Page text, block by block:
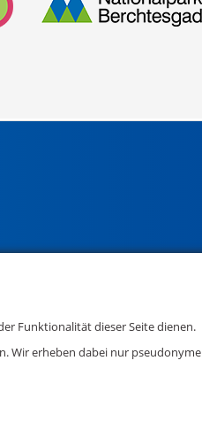
Funktionalität dieser Seite dienen.
Wir erheben dabei nur pseudonyme